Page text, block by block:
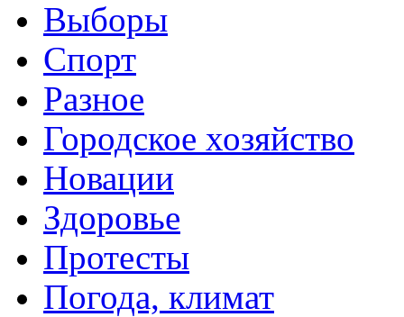
Выборы
Спорт
Разное
Городское хозяйство
Новации
Здоровье
Протесты
Погода, климат